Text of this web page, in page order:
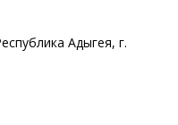
Адыгея, г.